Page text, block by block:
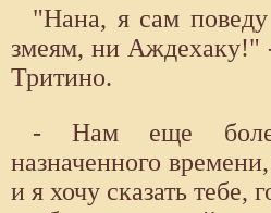
"Нана, я сам
змеям, ни Аждехаку!"
Тритино.
- Нам еще
назначенного
и я хочу сказать тебе,